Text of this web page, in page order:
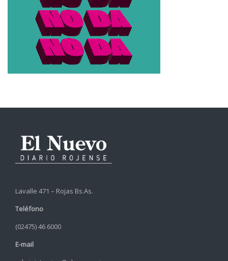
Lavalle 471 – Rojas Bs.As.
Teléfono
(02475) 46 6000
E-mail